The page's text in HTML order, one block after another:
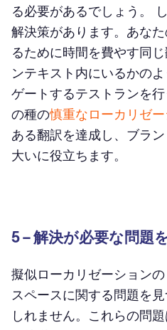
る必要があるでしょう。
解決策があります。あな
るために時間を費やす同
ンテキスト内にいるかの
ゲートするテストランを
の種の慎重なローカリゼ
ある翻訳を達成し、ブラ
大いに役立ちます。
5 – 解決が必要な問題
擬似ローカリゼーション
スペースに関する問題を
しれません。これらの問